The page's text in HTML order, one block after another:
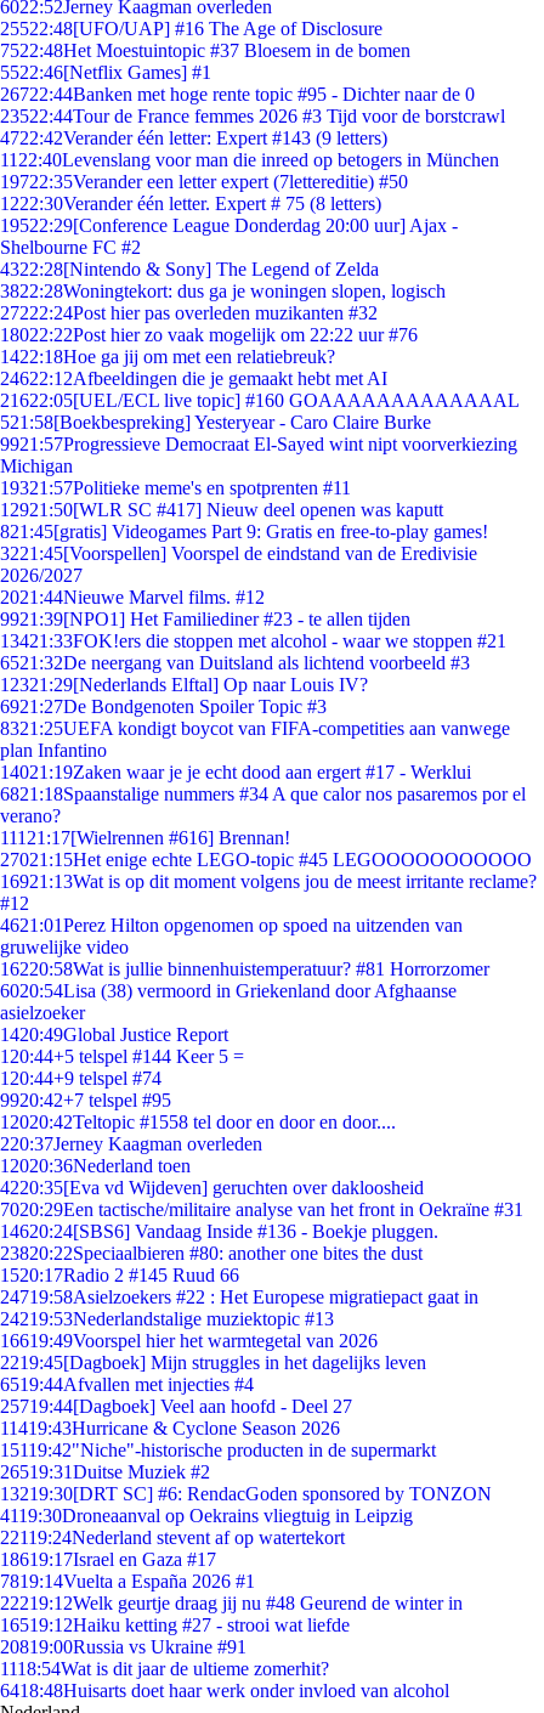
6022:52Jerney Kaagman overleden
25522:48[UFO/UAP] #16 The Age of Disclosure
7522:48Het Moestuintopic #37 Bloesem in de bomen
5522:46[Netflix Games] #1
26722:44Banken met hoge rente topic #95 - Dichter naar de 0
23522:44Tour de France femmes 2026 #3 Tijd voor de borstcrawl
4722:42Verander één letter: Expert #143 (9 letters)
11 22:40Levenslang voor man die inreed op betogers in München
19722:35Verander een letter expert (7lettereditie) #50
1222:30Verander één letter. Expert # 75 (8 letters)
19522:29[Conference League Donderdag 20:00 uur] Ajax -
Shelbourne FC #2
4322:28[Nintendo & Sony] The Legend of Zelda
3822:28Woningtekort: dus ga je woningen slopen, logisch
27222:24Post hier pas overleden muzikanten #32
18022:22Post hier zo vaak mogelijk om 22:22 uur #76
1422:18Hoe ga jij om met een relatiebreuk?
24622:12Afbeeldingen die je gemaakt hebt met AI
21622:05[UEL/ECL live topic] #160 GOAAAAAAAAAAAAAL
521:58[Boekbespreking] Yesteryear - Caro Claire Burke
9921:57Progressieve Democraat El-Sayed wint nipt voorverkiezing
Michigan
19321:57Politieke meme's en spotprenten #11
12921:50[WLR SC #417] Nieuw deel openen was kaputt
821:45[gratis] Videogames Part 9: Gratis en free-to-play games!
3221:45[Voorspellen] Voorspel de eindstand van de Eredivisie
2026/2027
2021:44Nieuwe Marvel films. #12
9921:39[NPO1] Het Familiediner #23 - te allen tijden
13421:33FOK!ers die stoppen met alcohol - waar we stoppen #21
6521:32De neergang van Duitsland als lichtend voorbeeld #3
12321:29[Nederlands Elftal] Op naar Louis IV?
6921:27De Bondgenoten Spoiler Topic #3
8321:25UEFA kondigt boycot van FIFA-competities aan vanwege
plan Infantino
14021:19Zaken waar je je echt dood aan ergert #17 - Werklui
6821:18Spaanstalige nummers #34 A que calor nos pasaremos por el
verano?
111 21:17[Wielrennen #616] Brennan!
27021:15Het enige echte LEGO-topic #45 LEGOOOOOOOOOOO
16921:13Wat is op dit moment volgens jou de meest irritante reclame?
#12
4621:01Perez Hilton opgenomen op spoed na uitzenden van
gruwelijke video
16220:58Wat is jullie binnenhuistemperatuur? #81 Horrorzomer
6020:54Lisa (38) vermoord in Griekenland door Afghaanse
asielzoeker
1420:49Global Justice Report
1 20:44+5 telspel #144 Keer 5 =
1 20:44+9 telspel #74
9920:42+7 telspel #95
12020:42Teltopic #1558 tel door en door en door....
220:37Jerney Kaagman overleden
12020:36Nederland toen
4220:35[Eva vd Wijdeven] geruchten over dakloosheid
7020:29Een tactische/militaire analyse van het front in Oekraïne #31
14620:24[SBS6] Vandaag Inside #136 - Boekje pluggen.
23820:22Speciaalbieren #80: another one bites the dust
1520:17Radio 2 #145 Ruud 66
24719:58Asielzoekers #22 : Het Europese migratiepact gaat in
24219:53Nederlandstalige muziektopic #13
16619:49Voorspel hier het warmtegetal van 2026
2219:45[Dagboek] Mijn struggles in het dagelijks leven
6519:44Afvallen met injecties #4
25719:44[Dagboek] Veel aan hoofd - Deel 27
11419:43Hurricane & Cyclone Season 2026
15119:42"Niche"-historische producten in de supermarkt
26519:31Duitse Muziek #2
13219:30[DRT SC] #6: RendacGoden sponsored by TONZON
4119:30Droneaanval op Oekrains vliegtuig in Leipzig
22119:24Nederland stevent af op watertekort
18619:17Israel en Gaza #17
7819:14Vuelta a España 2026 #1
22219:12Welk geurtje draag jij nu #48 Geurend de winter in
16519:12Haiku ketting #27 - strooi wat liefde
20819:00Russia vs Ukraine #91
1118:54Wat is dit jaar de ultieme zomerhit?
6418:48Huisarts doet haar werk onder invloed van alcohol